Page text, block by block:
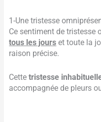
1-Une tristesse
Ce sentiment de tristesse
tous les jours et toute la
raison précise.
Cettetristesse
accompagnée de pleurs